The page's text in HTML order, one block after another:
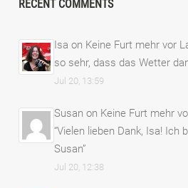
RECENT COMMENTS
Isa on Keine Furt mehr vor
so sehr, dass das Wetter
Jul 20, 13:59
Susan on Keine Furt mehr
“Vielen lieben Dank, Isa! Ich
Susan”
Jul 20, 12:38